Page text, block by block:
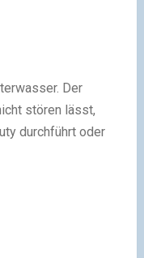
Der
stören lässt,
durchführt oder